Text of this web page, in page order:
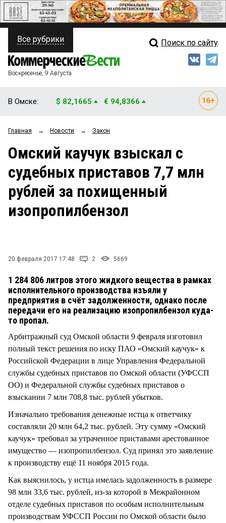
ПОЛИТИКА
ФИНАНСЫ
ОБЩЕСТВО
ЗАКОН
НОВОСТИ КОМПАНИЙ
Свежий выпуск
Рейтинги
Блоги
Архив
Все рубрики Поиск по сайту
Воскресенье, 9 Августа
В Омске: $ 82,1665 € 94,8366
Главная → Новости → Закон
Омский каучук взыскал с
судебных приставов 7,7 млн
рублей за похищенный
изопропилбензол
20 февраля 2017 17:48 2 5669
1 284 806 литров этого жидкого вещества в рамках
исполнительного производства изъяли у
предприятия в счёт задолженности, однако после
передачи его на реализацию изопропилбензол куда-
то пропал.
Арбитражный суд Омской области 9 февраля изготовил
полный текст решения по иску ПАО «Омский каучук» к
Российской Федерации в лице Управления Федеральной
службы судебных приставов по Омской области (УФССП
ОО) и Федеральной службы судебных приставов о
взыскании 7 млн 708,8 тыс. рублей убытков.
Изначально требования денежные истца к ответчику
составляли 20 млн 64,2 тыс. рублей. Эту сумму «Омский
каучук» требовал за утраченное приставами арестованное
имущество — изопропилбензол. Суд принял это заявление
к производству ещё 11 ноября 2015 года.
Как выяснилось, у истца имелась задолженность в размере
98 млн 33,6 тыс. рублей, из-за которой в Межрайонном
отделе судебных приставов по особым исполнительным
производствам УФССП России по Омской области было